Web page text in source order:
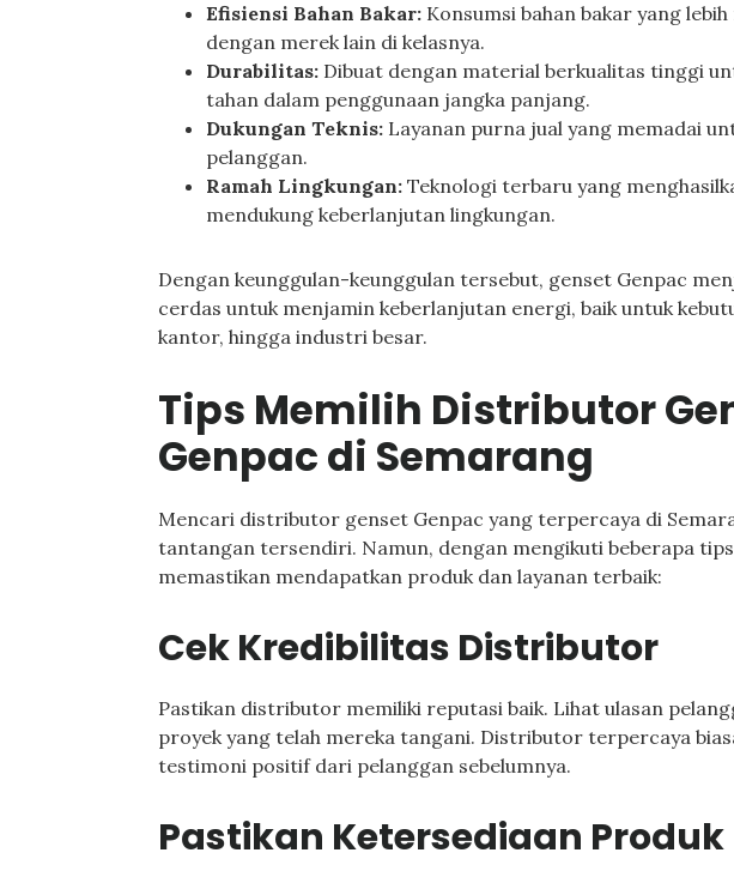
Efisiensi Bahan Bakar: Konsumsi bahan bakar yang
dengan merek lain di kelasnya.
Durabilitas: Dibuat dengan material berkualitas tinggi
tahan dalam penggunaan jangka panjang.
Dukungan Teknis: Layanan purna jual yang memadai
pelanggan.
Ramah Lingkungan: Teknologi terbaru yang
mendukung keberlanjutan lingkungan.
Dengan keunggulan-keunggulan tersebut, genset Genpac
cerdas untuk menjamin keberlanjutan energi, baik untuk
kantor, hingga industri besar.
Tips Memilih Distributor
Genpac di Semarang
Mencari distributor genset Genpac yang terpercaya di
tantangan tersendiri. Namun, dengan mengikuti beberapa
memastikan mendapatkan produk dan layanan terbaik:
Cek Kredibilitas Distributor
Pastikan distributor memiliki reputasi baik. Lihat ulasan
proyek yang telah mereka tangani. Distributor terpercaya
testimoni positif dari pelanggan sebelumnya.
Pastikan Ketersediaan Produk